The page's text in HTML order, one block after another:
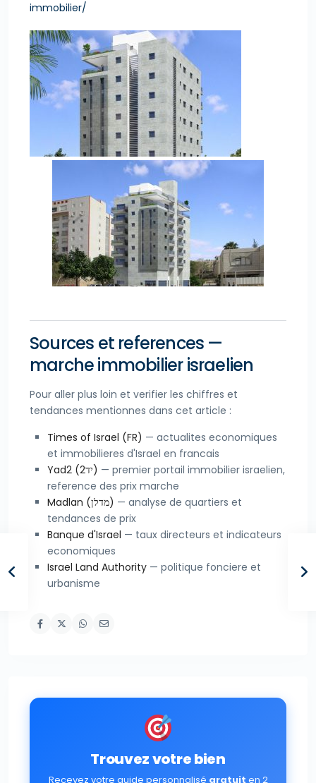
immobilier/
Sources et references —
marche immobilier israelien
Pour aller plus loin et verifier les chiffres et
tendances mentionnes dans cet article :
Times of Israel (FR) — actualites economiques
et immobilieres d'Israel en francais
Yad2 (יד2) — premier portail immobilier israelien,
reference des prix marche
Madlan (מדלן) — analyse de quartiers et
tendances de prix
Banque d'Israel — taux directeurs et indicateurs
economiques
Israel Land Authority — politique fonciere et
urbanisme
Trouvez votre bien
Recevez votre guide personnalisé gratuit en 2